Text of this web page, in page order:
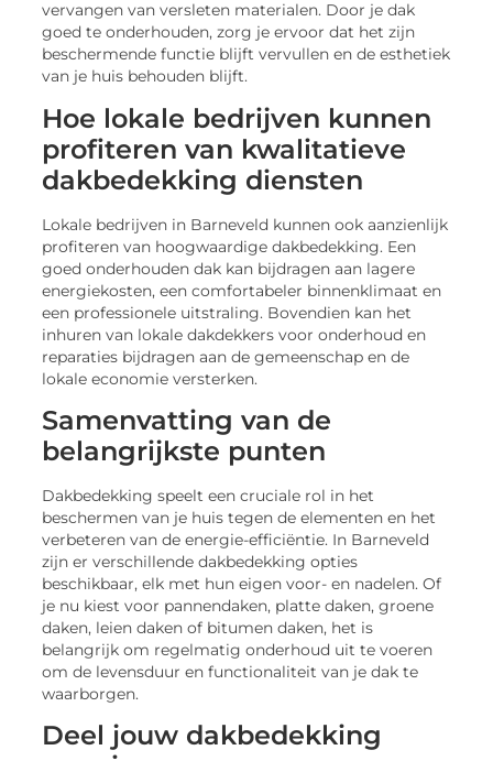
vervangen van versleten materialen. Door je dak
goed te onderhouden, zorg je ervoor dat het zijn
beschermende functie blijft vervullen en de esthetiek
van je huis behouden blijft.
Hoe lokale bedrijven kunnen
profiteren van kwalitatieve
dakbedekking diensten
Lokale bedrijven in Barneveld kunnen ook aanzienlijk
profiteren van hoogwaardige dakbedekking. Een
goed onderhouden dak kan bijdragen aan lagere
energiekosten, een comfortabeler binnenklimaat en
een professionele uitstraling. Bovendien kan het
inhuren van lokale dakdekkers voor onderhoud en
reparaties bijdragen aan de gemeenschap en de
lokale economie versterken.
Samenvatting van de
belangrijkste punten
Dakbedekking speelt een cruciale rol in het
beschermen van je huis tegen de elementen en het
verbeteren van de energie-efficiëntie. In Barneveld
zijn er verschillende dakbedekking opties
beschikbaar, elk met hun eigen voor- en nadelen. Of
je nu kiest voor pannendaken, platte daken, groene
daken, leien daken of bitumen daken, het is
belangrijk om regelmatig onderhoud uit te voeren
om de levensduur en functionaliteit van je dak te
waarborgen.
Deel jouw dakbedekking